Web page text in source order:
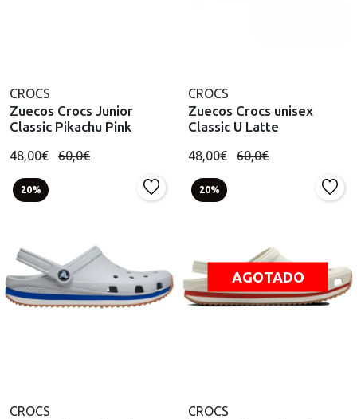
CROCS
Zuecos Crocs Junior
Classic Pikachu Pink
48,00€ 60,0€
CROCS
Zuecos Crocs unisex
Classic U Latte
48,00€ 60,0€
20%
CROCS
20%
AGOTADO
CROCS